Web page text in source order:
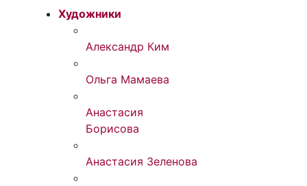
Художники
Александр Ким
Ольга Мамаева
Анастасия
Борисова
Анастасия Зеленова